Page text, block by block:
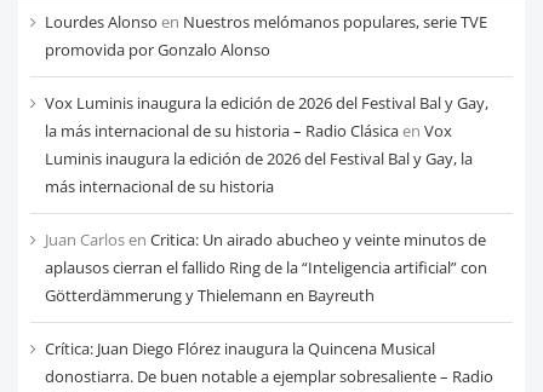
cada
mes
Lourdes Alonso en Nuestros melómanos populares, serie TVE
promovida por Gonzalo Alonso
Vox Luminis inaugura la edición de 2026 del Festival Bal y Gay,
la más internacional de su historia – Radio Clásicaen Vox
Luminis inaugura la edición de 2026 del Festival Bal y Gay, la
más internacional de su historia
Juan Carlosen Critica: Un airado abucheo y veinte minutos de
aplausos cierran el fallido Ring de la “Inteligencia artificial” con
Götterdämmerung y Thielemann en Bayreuth
Crítica: Juan Diego Flórez inaugura la Quincena Musical
donostiarra. De buen notable a ejemplar sobresaliente – Radio